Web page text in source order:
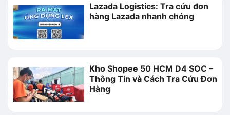
Lazada Logistics: Tra cứu đơn
hàng Lazada nhanh chóng
Kho Shopee 50 HCM D4 SOC –
Thông Tin và Cách Tra Cứu Đơn
Hàng